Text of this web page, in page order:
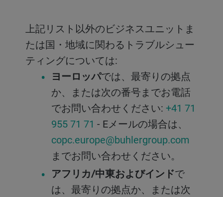
上記リスト以外のビジネスユニットま
たは国・地域に関わるトラブルシュー
ティングについては:
ヨーロッパでは、最寄りの拠点
か、または次の番号までお電話
でお問い合わせください: +41 71
955 71 71 - Eメールの場合は、
copc.europe@buhlergroup.com
までお問い合わせください。
アフリカ/中東およびインドで
は、最寄りの拠点か、または次